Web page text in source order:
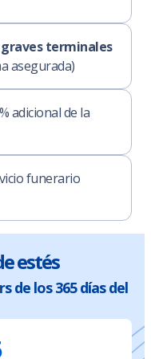
terminales
asegurada)
adicional de la
funerario
estés
de los 365 días del